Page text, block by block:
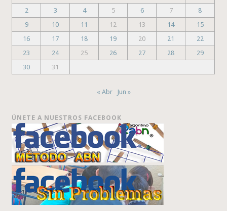
2
3 4 5 6 7
8
9
10 11 12 13 14
15
16
17 18 19 20 21
22
23
24 25 26 27 28
29
30
31
« Abr Jun »
ÚNETE A NUESTROS FACEBOOK